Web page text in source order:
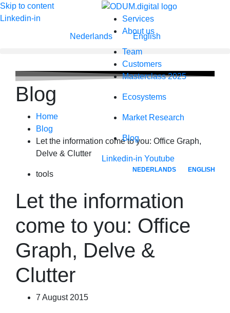
Skip to content
Services
About us
Team
Customers
Masterclass 2025
Ecosystems
Market Research
Blog
Linkedin-in Youtube
NEDERLANDS ENGLISH
Linkedin-in
Nederlands English
Blog
Home
Blog
Let the information come to you: Office Graph,
Delve & Clutter
tools
Let the information
come to you: Office
Graph, Delve &
Clutter
7 August 2015